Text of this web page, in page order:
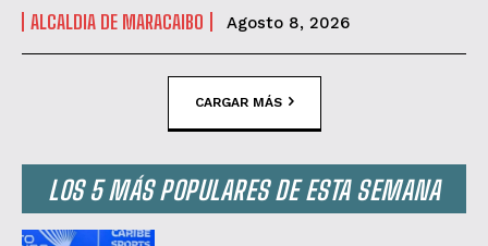
ALCALDIA DE MARACAIBO Agosto 8, 2026
CARGAR MÁS
LOS 5 MÁS POPULARES DE ESTA SEMANA